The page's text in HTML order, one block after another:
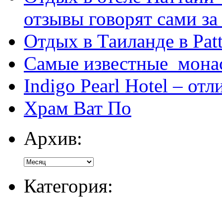
отзывы говорят сами за
Отдых в Таиланде в
Самые известные
Indigo Pearl Hotel –
Храм Ват По
Архив:
Категория: